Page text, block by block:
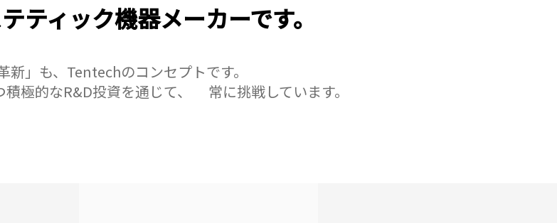
ティック機器メーカーです。
新」も、Tentechのコンセプトです。
極的なR&D投資を通じて、 常に挑戦しています。